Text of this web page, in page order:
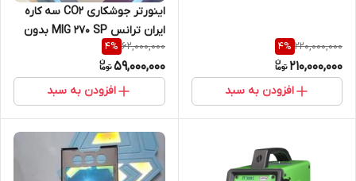
220,000,000
4%
210,000,000
افزودن به سبد
اینورتر جوشکاری CO2 سه کاره
ایران ترانس MIG 270 SP بدون
گاری
62,000,000
4%
59,000,000
افزودن به سبد